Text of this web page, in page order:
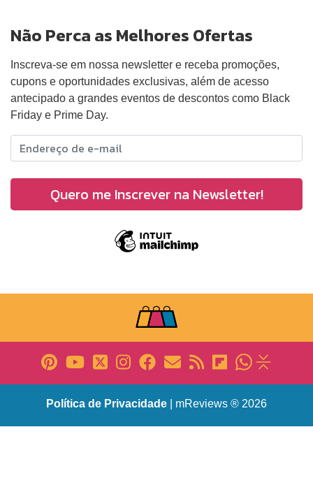
Não Perca as Melhores Ofertas
Inscreva-se em nossa newsletter e receba promoções,
cupons e oportunidades exclusivas, além de acesso
antecipado a grandes eventos de descontos como Black
Friday e Prime Day.
Política de Privacidade | mReviews ® 2026